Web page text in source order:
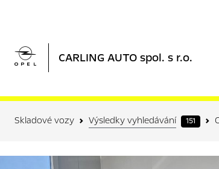
 CARLING AUTO spol. s r.o.
Skladové vozy Výsledky vyhledávání 151